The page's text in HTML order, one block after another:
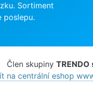
Sortiment
poslepu.
Člen skupiny TRENDO
na centrální eshop